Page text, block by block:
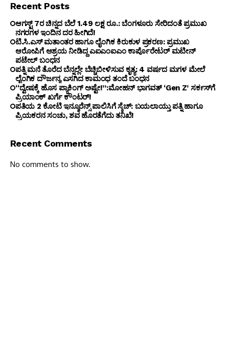
Recent Posts
ಆಗಸ್ಟ್ 7ರ ಚಿನ್ನದ ಬೆಲೆ 1.49 ಲಕ್ಷ ರೂ.: ಬೆಂಗಳೂರು ಸೇರಿದಂತೆ ಪ್ರಮುಖ
ನಗರಗಳ ಇಂದಿನ ದರ ಹೀಗಿದೆ!
ಟಿ.ಸಿ.ಎಸ್ ಮತಾಂತರ ಹಾಗೂ ಲೈಂಗಿಕ ಕಿರುಕುಳ ಪ್ರಕರಣ: ಪ್ರಮುಖ
ಆರೋಪಿಗೆ ಆಶ್ರಯ ನೀಡಿದ್ದ ಎಐಎಂಐಎಂ ಕಾರ್ಪೊರೇಟರ್ ಮಟೀನ್
ಪಟೇಲ್ ಬಂಧನ
ಪತ್ನಿ ಮನೆ ತೊರೆದ ಬೆನ್ನಲ್ಲೇ ಬೆಚ್ಚಿಬೀಳಿಸುವ ಕೃತ್ಯ: 4 ವರ್ಷದ ಮಗಳ ಮೇಲೆ
ಲೈಂಗಿಕ ದೌರ್ಜನ್ಯ ಎಸಗಿದ ಕಾಮಂಧ ತಂದೆ ಬಂಧನ
“ದ್ವೇಷಕ್ಕೆ ಹೊಸ ಪ್ಯಾಕಿಂಗ್ ಅಷ್ಟೇ!”:ಮೋಹನ್ ಭಾಗವತ್‌ ‘Gen Z’ ಸರ್ಕಸ್‌ಗೆ
ಪ್ರಿಯಾಂಕ್ ಖರ್ಗೆ ಕೌಂಟರ್!
ಪತಿಯ ₹2 ಕೋಟಿ ಇನ್ಶೂರೆನ್ಸ್ ಪಾಲಿಸಿಗೆ ಸ್ಕೆಚ್: ಬಯಲಾಯ್ತು ಪತ್ನಿ ಹಾಗೂ
ಪ್ರಿಯಕರನ ಸಂಚು, ಶವ ಹೊರತೆಗೆದು ತನಿಖೆ!
Recent Comments
No comments to show.